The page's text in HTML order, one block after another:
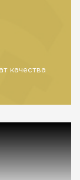
качества